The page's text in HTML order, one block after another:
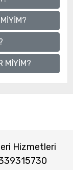
MİYİM?
Hizmetleri